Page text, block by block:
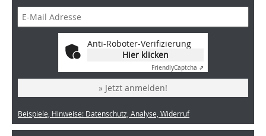
Anti-Roboter-Verifizierung
Hier klicken
FriendlyCaptcha ⇗
» Jetzt anmelden!
Beispiele, Hinweise: Datenschutz, Analyse, Widerruf